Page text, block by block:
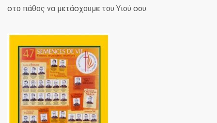
στο πάθος να μετάσχουμε του Υιού σου.